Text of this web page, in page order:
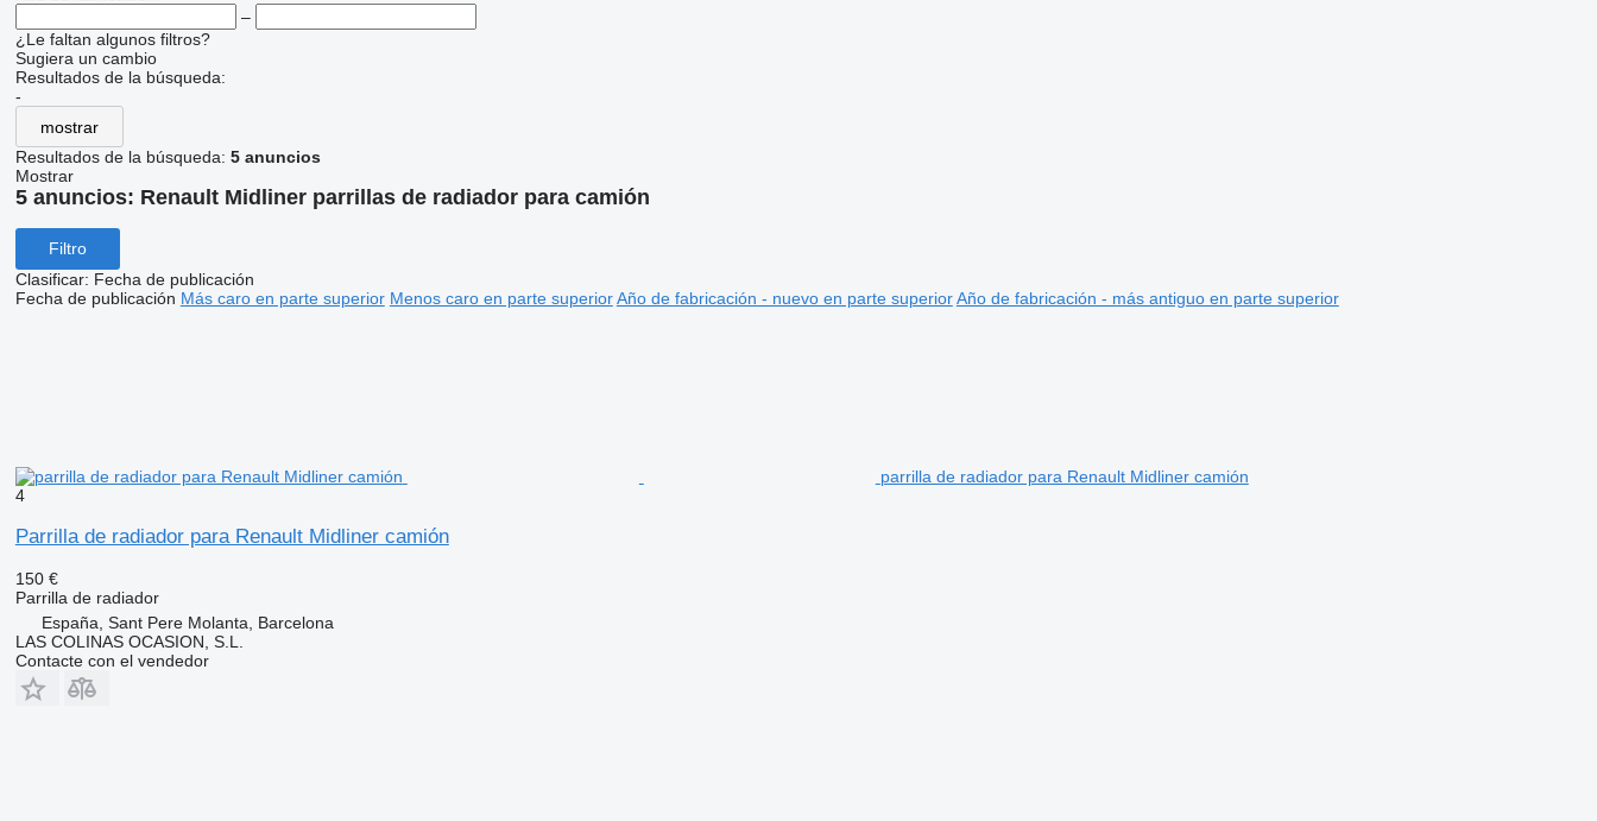
–
¿Le faltan algunos filtros?
Sugiera un cambio
Resultados de la búsqueda:
-
mostrar
Resultados de la búsqueda: 5 anuncios
Mostrar
5 anuncios: Renault Midliner parrillas de radiador para camión
Filtro
Clasificar: Fecha de publicación
Fecha de publicación Más caro en parte superior Menos caro en parte superior Año de fabricación - nuevo en parte superior Año de fabricación - más antiguo en parte superior
parrilla de radiador para Renault Midliner camión
4
Parrilla de radiador para Renault Midliner camión
150 €
Parrilla de radiador
España, Sant Pere Molanta, Barcelona
LAS COLINAS OCASION, S.L.
Contacte con el vendedor